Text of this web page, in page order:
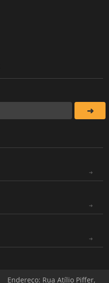
Endereço: Rua Atílio Piffer,